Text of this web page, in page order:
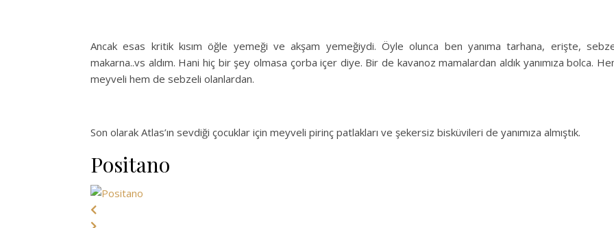
Ancak esas kritik kısım öğle yemeği ve akşam yemeğiydi. Öyle olunca ben yanıma tarhana, erişte,
makarna..vs aldım. Hani hiç bir şey olmasa çorba içer diye. Bir de kavanoz mamalardan aldık yanımıza bolca.
meyveli hem de sebzeli olanlardan.
Son olarak Atlas’ın sevdiği çocuklar için meyveli pirinç patlakları ve şekersiz bisküvileri de yanımıza almıştık.
Positano